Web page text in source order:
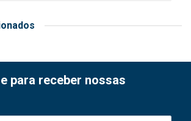
para receber nossas